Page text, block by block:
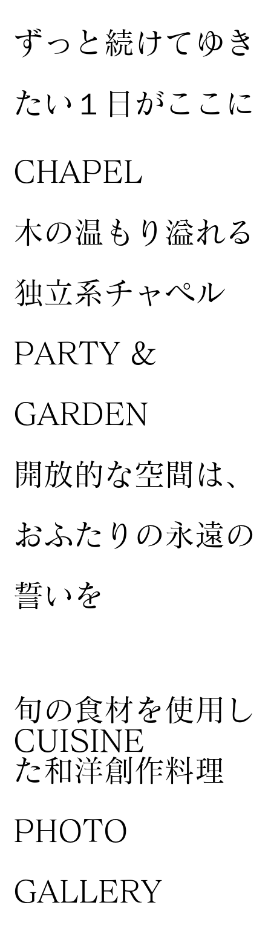
ずっと続けてゆき
たい１日がここに
CUISINE
​旬の食材を使用し
た和洋創作料理
CHAPEL
木の温もり溢れる
独立系チャペル
​PHOTO
GALLERY
PARTY &
GARDEN
開放的な空間は、
おふたりの永遠の
誓いを